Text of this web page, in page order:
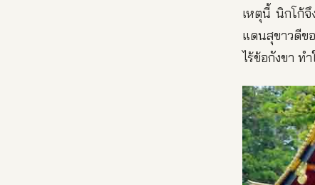
เหตุนี้ นิกโก้จึ
แดนสุขาวดีข
ไร้ข้อกังขา ทำ